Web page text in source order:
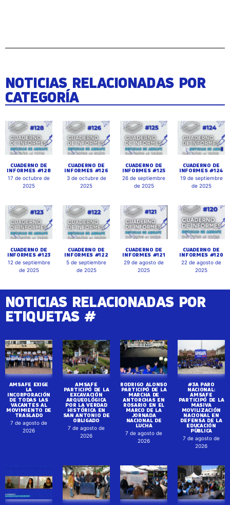
NOTICIAS RELACIONADAS POR
CATEGORÍA
CUADERNO DE
INFORMES #128
17 de octubre de
2025
CUADERNO DE
INFORMES #126
3 de octubre de
2025
CUADERNO DE
INFORMES #125
26 de septiembre
de 2025
CUADERNO DE
INFORMES #124
19 de septiembre
de 2025
CUADERNO DE
INFORMES #123
12 de septiembre
de 2025
CUADERNO DE
INFORMES #122
5 de septiembre
de 2025
CUADERNO DE
INFORMES #121
29 de agosto de
2025
CUADERNO DE
INFORMES #120
22 de agosto de
2025
NOTICIAS RELACIONADAS POR
ETIQUETAS #
AMSAFE EXIGE
LA
INCORPORACIÓN
DE TODAS LAS
VACANTES AL
MOVIMIENTO DE
TRASLADO
7 de agosto de
2026
AMSAFE
PARTICIPÓ DE LA
EXCAVACIÓN
ARQUEOLÓGICA
POR LA VERDAD
HISTÓRICA EN
SAN ANTONIO DE
OBLIGADO
7 de agosto de
2026
RODRIGO ALONSO
PARTICIPÓ DE LA
MARCHA DE
ANTORCHAS EN
ROSARIO EN EL
MARCO DE LA
JORNADA
NACIONAL DE
LUCHA
7 de agosto de
2026
#3A PARO
NACIONAL:
AMSAFE
PARTICIPÓ DE LA
MASIVA
MOVILIZACIÓN
NACIONAL EN
DEFENSA DE LA
EDUCACIÓN
PÚBLICA
7 de agosto de
2026